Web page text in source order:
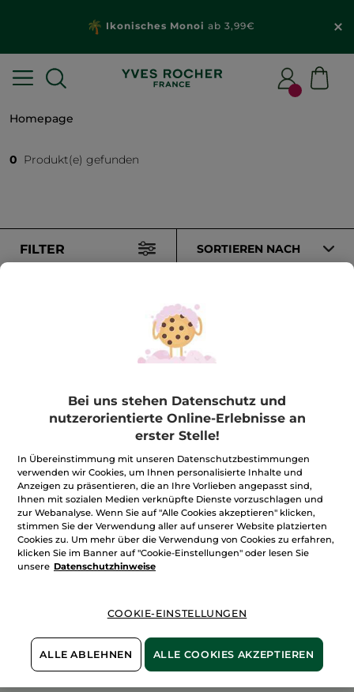
Ikonisches Monoi ab 3,99€
Homepage
0 Produkt(e) gefunden
FILTER SORTIEREN NACH
sindpflanzlich
unsere Felder
biologisch
Mehr entdecken
Bei uns stehen Datenschutz und
nutzerorientierte Online-Erlebnisse an
erster Stelle!
In Übereinstimmung mit unseren Datenschutzbestimmungen
verwenden wir Cookies, um Ihnen personalisierte Inhalte und
Anzeigen zu präsentieren, die an Ihre Vorlieben angepasst sind,
Ihnen mit sozialen Medien verknüpfte Dienste vorzuschlagen und
zur Webanalyse. Wenn Sie auf "Alle Cookies akzeptieren" klicken,
stimmen Sie der Verwendung aller auf unserer Website platzierten
Cookies zu. Um mehr über die Verwendung von Cookies zu erfahren,
klicken Sie im Banner auf "Cookie-Einstellungen" oder lesen Sie
unsere Datenschutzhinweise
COOKIE-EINSTELLUNGEN
ALLE ABLEHNEN ALLE COOKIES AKZEPTIEREN